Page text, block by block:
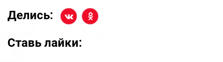
Делись:
Ставь лайки: